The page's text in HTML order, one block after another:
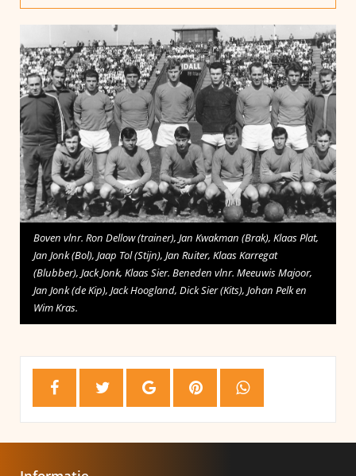
Boven vlnr. Ron Dellow (trainer), Jan Kwakman (Brak), Klaas Plat,
Jan Jonk (Bol), Jaap Tol (Stijn), Jan Ruiter, Klaas Karregat
(Blubber), Jack Jonk, Klaas Sier. Beneden vlnr. Meeuwis Majoor,
Jan Jonk (de Kip), Jack Hoogland, Dick Sier (Kits), Johan Pelk en
Wim Kras.